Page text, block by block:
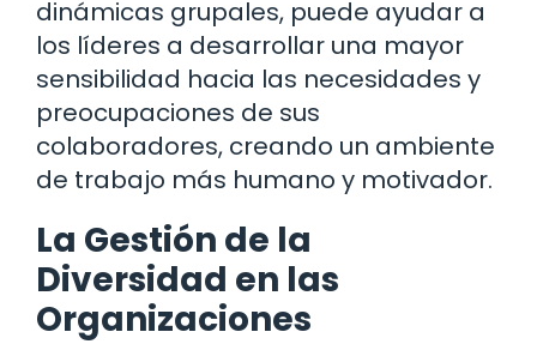
dinámicas grupales, puede ayudar a
los líderes a desarrollar una mayor
sensibilidad hacia las necesidades y
preocupaciones de sus
colaboradores, creando un ambiente
de trabajo más humano y motivador.
La Gestión de la
Diversidad en las
Organizaciones